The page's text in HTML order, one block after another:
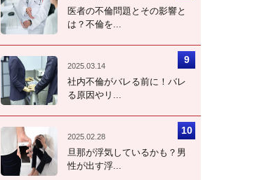
医者の不倫問題とその影響と
は？不倫を...
2025.03.14
社内不倫がバレる前に！バレ
る原因やリ...
2025.02.28
旦那が浮気しているかも？男
性が出す浮...